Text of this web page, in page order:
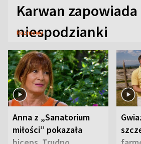
Karwan zapowiada
niespodzianki
Rozmowy
Anna z „Sanatorium
miłości” pokazała